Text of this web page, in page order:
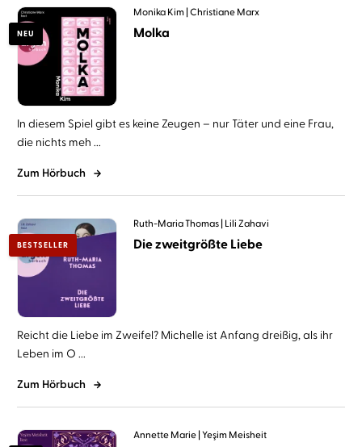
NEU
Monika Kim Christiane Marx
Molka
In diesem Spiel gibt es keine Zeugen – nur Täter und eine Frau,
die nichts meh ...
Zum Hörbuch
BESTSELLER
Ruth-Maria Thomas Lili Zahavi
Die zweitgrößte Liebe
Reicht die Liebe im Zweifel? Michelle ist Anfang dreißig, als ihr
Leben im O ...
Zum Hörbuch
Annette Marie Yeşim Meisheit